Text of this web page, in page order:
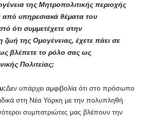
της Μητροπολιτικής περιοχής
υπηρεσιακά θέματα του
ότι συμμετέχετε στην
ζωή της Ομογένειας, έχετε πάει σε
βλέπετε το ρόλο σας ως
Πολιτείας;
Δεν υπάρχει αμφιβολία ότι στο πρόσωπο
στη Νέα Υόρκη με την πολυπληθή
συμπατριώτες μας βλέπουν την